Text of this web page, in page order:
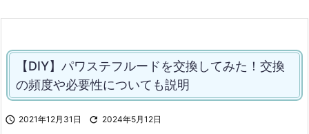
【DIY】パワステフルードを交換してみた！交換
の頻度や必要性についても説明
 2021年12月31日  2024年5月12日